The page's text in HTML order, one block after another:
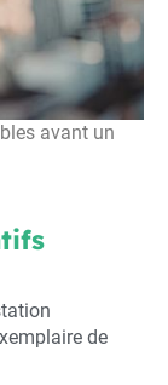
de
avant un